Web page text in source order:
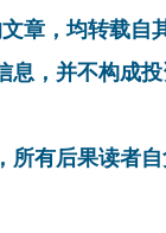
章，均转载自
息，并不构成
所有后果读者